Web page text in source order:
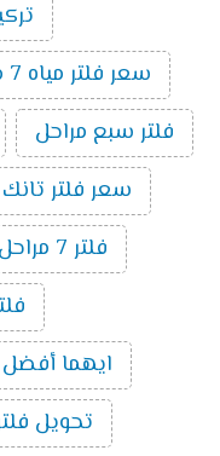
سعر فلتر مياه 7 مراحل تايواني امريكي 2020
فلتر سبع مراحل
سعر فلتر تانك 7 مراحل
فلتر 7 مراحل
ايهما أفضل فلتر 3
تحويل فلتر 5 مراحل الى 7